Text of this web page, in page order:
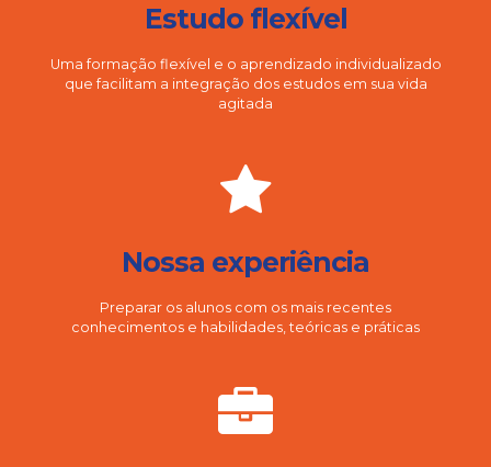
Estudo flexível
Uma formação flexível e o aprendizado individualizado
que facilitam a integração dos estudos em sua vida
agitada
Nossa experiência
Preparar os alunos com os mais recentes
conhecimentos e habilidades, teóricas e práticas